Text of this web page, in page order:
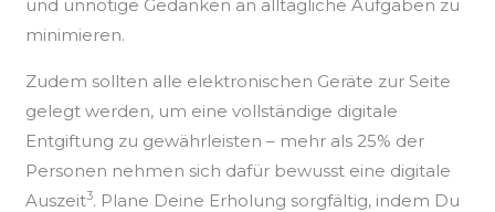
und unnötige Gedanken an alltägliche Aufgaben zu
minimieren.
Zudem sollten alle elektronischen Geräte zur Seite
gelegt werden, um eine vollständige digitale
Entgiftung zu gewährleisten – mehr als 25% der
Personen nehmen sich dafür bewusst eine digitale
Auszeit3. Plane Deine Erholung sorgfältig, indem Du